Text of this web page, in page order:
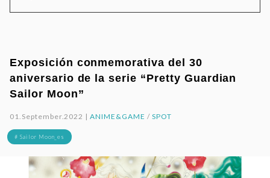
Exposición conmemorativa del 30
aniversario de la serie “Pretty Guardian
Sailor Moon”
01.September.2022 |ANIME&GAME / SPOT
# Sailor Moon_es